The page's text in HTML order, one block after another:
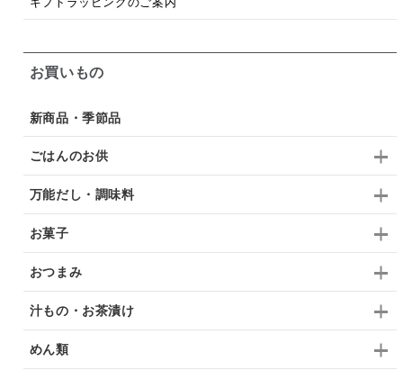
お買いもの
新商品・季節品
ごはんのお供
万能だし・調味料
お菓子
おつまみ
汁もの・お茶漬け
めん類